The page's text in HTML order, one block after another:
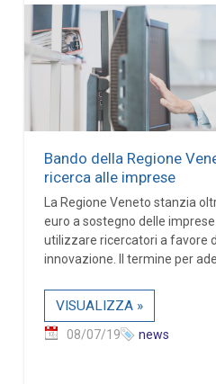
Bando della Regione
ricerca alle imprese
La Regione Veneto stanzia
euro a sostegno delle
utilizzare ricercatori a favore
innovazione. Il termine per
VISUALIZZA »
08/07/19 news